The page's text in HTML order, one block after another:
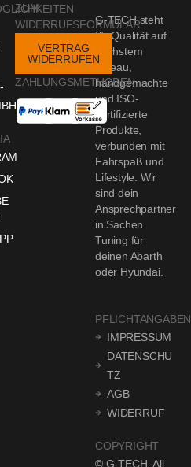
G-TECH steht
für Qualität auf
höchstem
Niveau,
handgemachte
und ISO-
zertifizierte
Produkte,
verbunden mit
Fahrspaß und
Lifestyle. Wir
sind dein
Ansprechpartner
in Sachen
Tuning für
deinen Abarth
oder Hyundai.
PFLICHTANGABEN
IMPRESSUM
DATENSCHU
TZ
AGB
WIDERRUF
COPYRIGHT
© G-TECH. All
ZUM
WIDERRUFSFORMULAR
VERTRAG
WIDERRUFEN
ZAHLUNGSMETHODEN